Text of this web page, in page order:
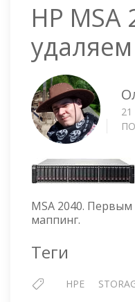
HP
MSA 2040.
маппинг.
Теги
HPE